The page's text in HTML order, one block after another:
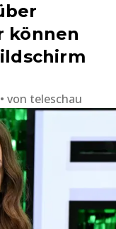
können
von teleschau